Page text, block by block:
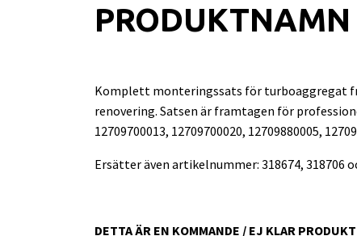
PRODUKTNAMN
Komplett monteringssats för turboaggregat
renovering. Satsen är framtagen för
12709700013, 12709700020, 12709880005,
Ersätter även artikelnummer: 318674, 318706
DETTA ÄR EN KOMMANDE / EJ KLAR